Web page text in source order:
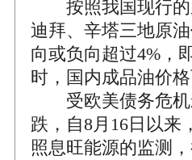
按照我国现行的
迪拜、辛塔三地原
向或负向超过4%，
时，国内成品油价格
受欧美债务危机
跌，自8月16日以来
照息旺能源的监测